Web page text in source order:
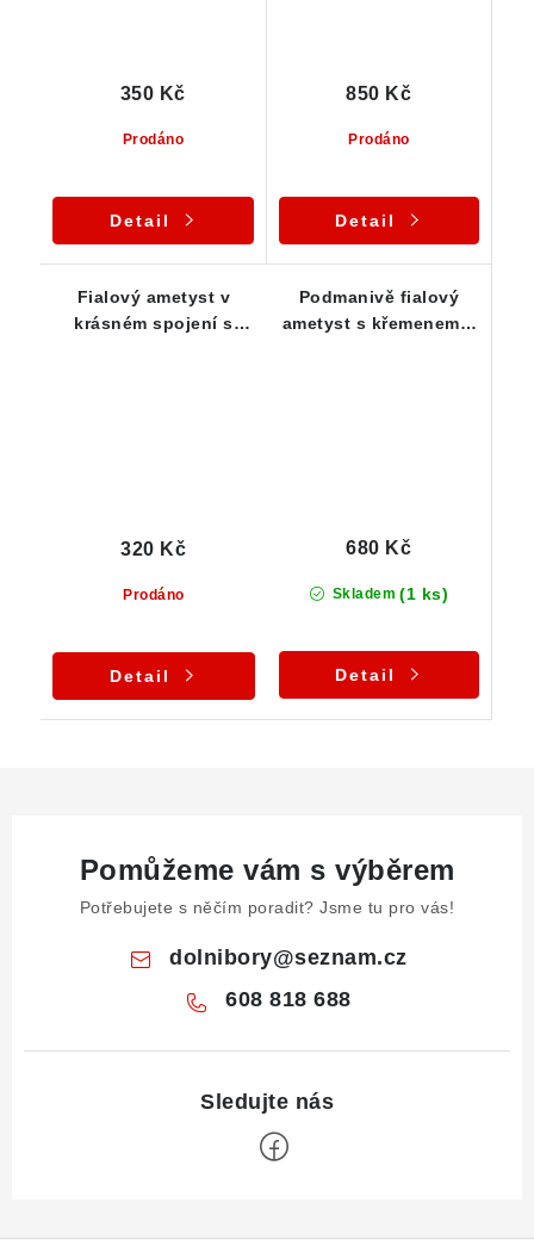
Prodáno
350 Kč
Detail
Prodáno
850 Kč
Detail
Fialový ametyst v
krásném spojení s
Prodáno
320 Kč
Detail
Podmanivě fialový
ametyst s křemenem a
Skladem (1 ks)
680 Kč
Detail
Pomůžeme vám s výběrem
Potřebujete s něčím poradit? Jsme tu pro vás!
dolnibory@seznam.cz
608 818 688